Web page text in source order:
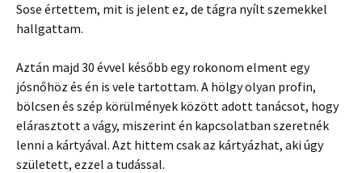
Sose értettem, mit is jelent ez, de tágra nyílt szemekkel
hallgattam.
Aztán majd 30 évvel később egy rokonom elment egy
jósnőhöz és én is vele tartottam. A hölgy olyan profin,
bölcsen és szép körülmények között adott tanácsot, hogy
elárasztott a vágy, miszerint én kapcsolatban szeretnék
lenni a kártyával. Azt hittem csak az kártyázhat, aki úgy
született, ezzel a tudással.